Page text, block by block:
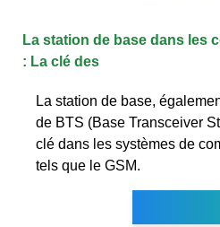
La station de base dans les
: La clé des
La station de base,
de BTS (Base Transceiver
clé dans les systèmes de
tels que le GSM.